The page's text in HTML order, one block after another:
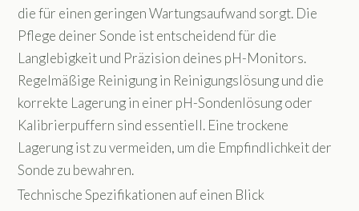
die für einen geringen Wartungsaufwand sorgt. Die
Pflege deiner Sonde ist entscheidend für die
Langlebigkeit und Präzision deines pH-Monitors.
Regelmäßige Reinigung in Reinigungslösung und die
korrekte Lagerung in einer pH-Sondenlösung oder
Kalibrierpuffern sind essentiell. Eine trockene
Lagerung ist zu vermeiden, um die Empfindlichkeit der
Sonde zu bewahren.
Technische Spezifikationen auf einen Blick